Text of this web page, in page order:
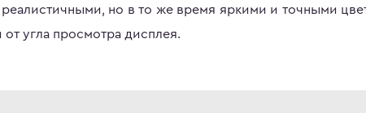
но в то же время яркими и точными
угла просмотра дисплея.